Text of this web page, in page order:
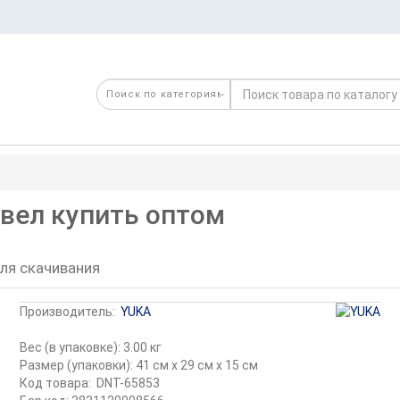
купить оптом
скачивания
Производитель: YUKA
Вес (в упаковке): 3.00 кг
Размер (упаковки): 41 см x 29 см x 15 см
Код товара: DNT-65853